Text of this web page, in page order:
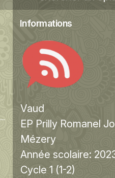
Informations
Vaud
EP Prilly Romanel
Mézery
Année scolaire:
Cycle 1 (1-2)